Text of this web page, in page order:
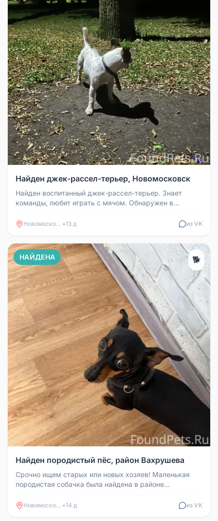
Найден джек-рассел-терьер, Новомосковск
Найден воспитанный джек-рассел-терьер. Знает
команды, любит играть с мячом. Обнаружен в
Новомосковск •13 д из VK
НАЙДЕНА 🐕
Найден породистый пёс, район Вахрушева
Срочно ищем старых или новых хозяев! Маленькая
породистая собачка была найдена в районе
Новомосковск •14 д из VK